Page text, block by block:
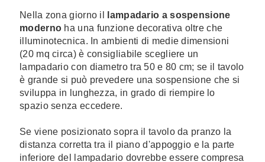
Nella zona giorno il
lampadario a sospensione
moderno ha una funzione decorativa oltre che
illuminotecnica. In ambienti di medie dimensioni
(20 mq circa) è consigliabile scegliere un
lampadario con diametro tra 50 e 80 cm; se il tavolo
è grande si può prevedere una sospensione che si
sviluppa in lunghezza, in grado di riempire lo
spazio senza eccedere.
Se viene posizionato sopra il tavolo da pranzo la
distanza corretta tra il piano d'appoggio e la parte
inferiore del lampadario dovrebbe essere compresa